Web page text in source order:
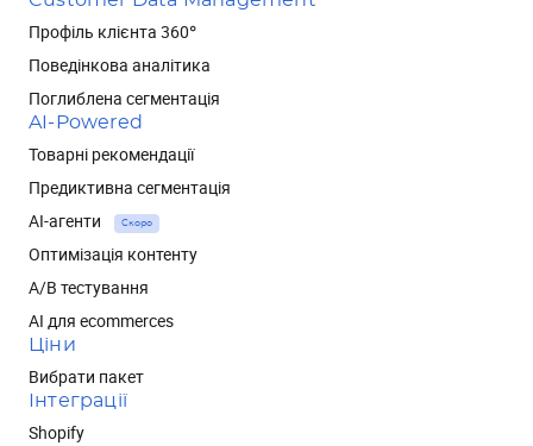
Профіль клієнта 360°
Поведінкова аналітика
Поглиблена сегментація
AI-Powered
Товарні рекомендації
Предиктивна сегментація
AI-агенти
Скоро
Оптимізація контенту
А/В тестування
AI для ecommerces
Ціни
Вибрати пакет
Інтеграції
Shopify